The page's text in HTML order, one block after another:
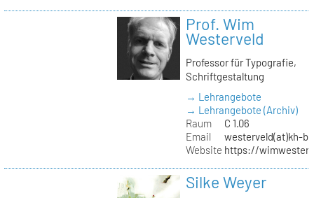
Prof. Wim
Westerveld
Professor für Typografie,
Schriftgestaltung
→ Lehrangebote
→ Lehrangebote (Archiv)
Raum
C 1.06
Email
westerveld(at)kh-
Website https://
Silke Weyer